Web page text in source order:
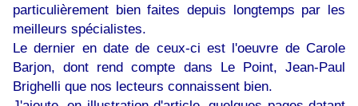
particulièrement bien faites depuis longtemps par les
meilleurs spécialistes.
Le dernier en date de ceux-ci est l'oeuvre de Carole
Barjon, dont rend compte dans Le Point, Jean-Paul
Brighelli que nos lecteurs connaissent bien.